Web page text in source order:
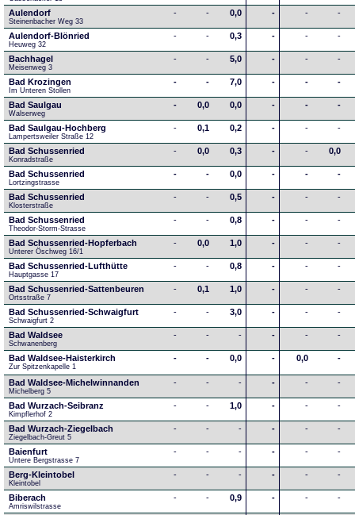
Aulendorf
Steinenbacher Weg 33
- - 0,0 - - -
Aulendorf-Blönried
Heuweg 32
- - 0,3 - - -
Bachhagel
Meisenweg 3
- - 5,0 - - -
Bad Krozingen
Im Unteren Stollen
- - 7,0 - - -
Bad Saulgau
Walserweg
- 0,0 0,0 - - -
Bad Saulgau-Hochberg
Lampertsweiler Straße 12
- 0,1 0,2 - - -
Bad Schussenried
Konradstraße
- 0,0 0,3 - - 0,0
Bad Schussenried
Lortzingstrasse
- - 0,0 - - -
Bad Schussenried
Klosterstraße
- - 0,5 - - -
Bad Schussenried
Theodor-Storm-Strasse
- - 0,8 - - -
Bad Schussenried-Hopferbach
Unterer Öschweg 16/1
- 0,0 1,0 - - -
Bad Schussenried-Lufthütte
Hauptgasse 17
- - 0,8 - - -
Bad Schussenried-Sattenbeuren
Ortsstraße 7
- 0,1 1,0 - - -
Bad Schussenried-Schwaigfurt
Schwaigfurt 2
- - 3,0 - - -
Bad Waldsee
Schwanenberg
- - - - - -
Bad Waldsee-Haisterkirch
Zur Spitzenkapelle 1
- - 0,0 - 0,0 -
Bad Waldsee-Michelwinnanden
Michelberg 5
- - - - - -
Bad Wurzach-Seibranz
Kimpflerhof 2
- - 1,0 - - -
Bad Wurzach-Ziegelbach
Ziegelbach-Greut 5
- - - - - -
Baienfurt
Untere Bergstrasse 7
- - - - - -
Berg-Kleintobel
Kleintobel
- - - - - -
Biberach
Amriswilstrasse
- - 0,9 - - -